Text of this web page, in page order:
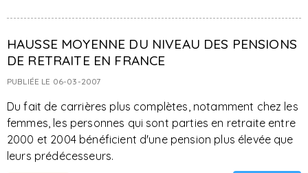
HAUSSE MOYENNE DU NIVEAU DES PENSIONS
DE RETRAITE EN FRANCE
PUBLIÉE LE 06-03-2007
Du fait de carrières plus complètes, notamment chez les
femmes, les personnes qui sont parties en retraite entre
2000 et 2004 bénéficient d'une pension plus élevée que
leurs prédécesseurs.